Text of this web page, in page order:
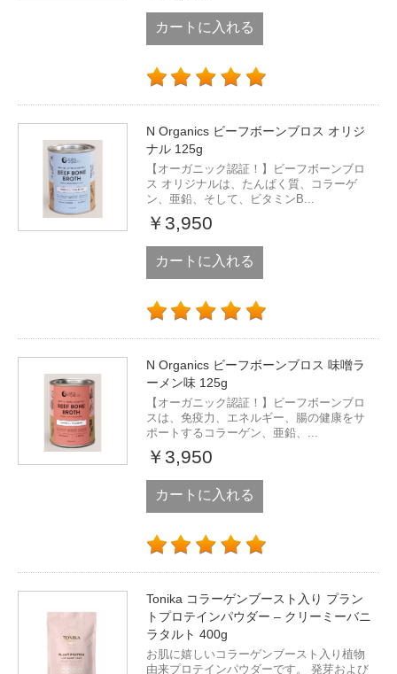
カートに入れる
N Organics ビーフボーンブロス オリジ
ナル 125g
【オーガニック認証！】ビーフボーンブロ
ス オリジナルは、たんぱく質、コラーゲ
ン、亜鉛、そして、ビタミンB...
￥3,950
カートに入れる
N Organics ビーフボーンブロス 味噌ラ
ーメン味 125g
【オーガニック認証！】ビーフボーンブロ
スは、免疫力、エネルギー、腸の健康をサ
ポートするコラーゲン、亜鉛、...
￥3,950
カートに入れる
Tonika コラーゲンブースト入り プラン
トプロテインパウダー – クリーミーバニ
ラタルト 400g
お肌に嬉しいコラーゲンブースト入り植物
由来プロテインパウダーです。 発芽および